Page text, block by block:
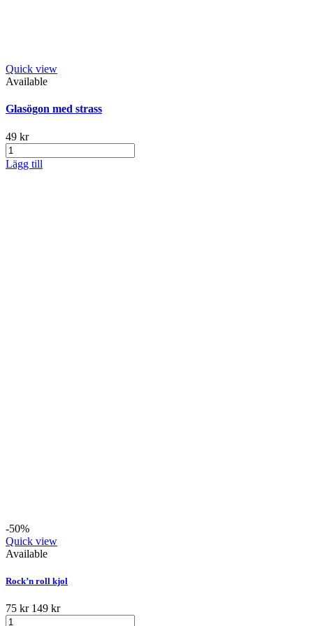
Quick view
Available
Glasögon med strass
49 kr
Lägg till
-50%
Quick view
Available
Rock’n roll kjol
75 kr 149 kr